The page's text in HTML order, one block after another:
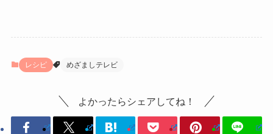
レシピ めざましテレビ
よかったらシェアしてね！